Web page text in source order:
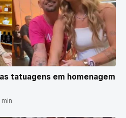
tatuagens em homenagem
min